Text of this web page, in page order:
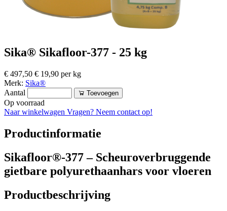
Sika® Sikafloor-377 - 25 kg
€ 497,50 € 19,90 per kg
Merk: Sika®
Aantal
Toevoegen
Op voorraad
Naar winkelwagen Vragen? Neem contact op!
Productinformatie
Sikafloor®-377 – Scheuroverbruggende
gietbare polyurethaanhars voor vloeren
Productbeschrijving